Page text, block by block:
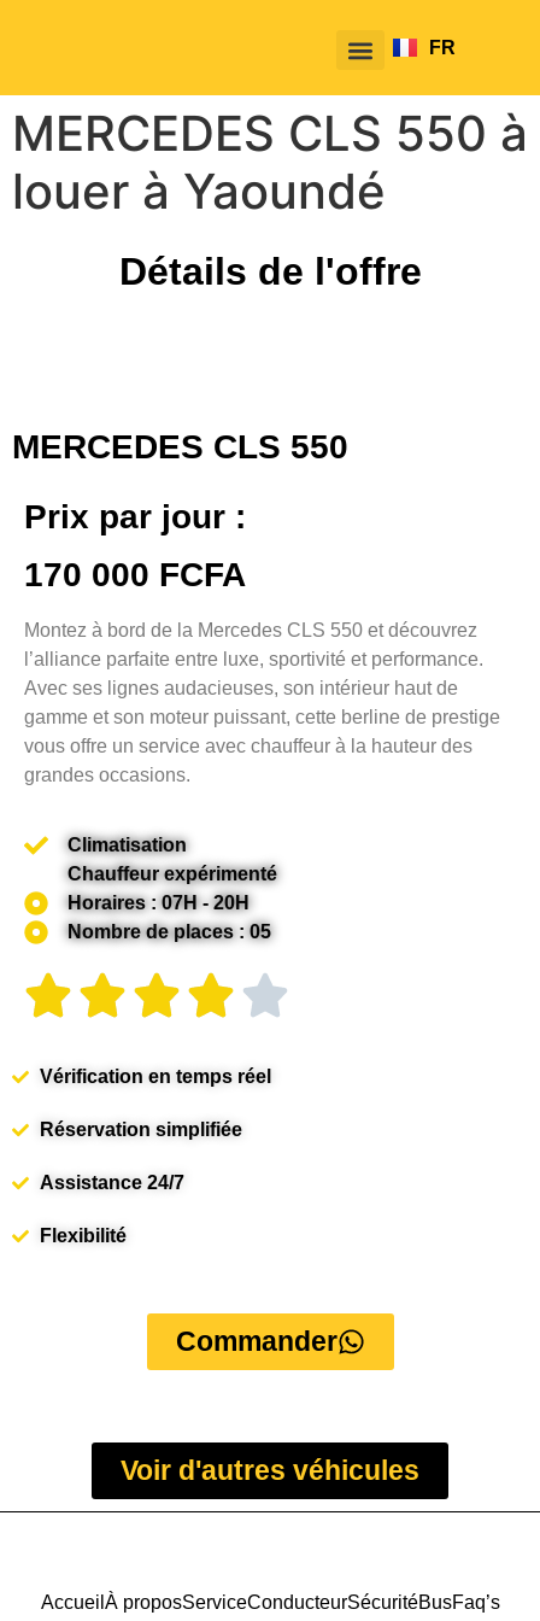
FR
EN
MERCEDES CLS 550 à
louer à Yaoundé
Détails de l'offre
MERCEDES CLS 550
Prix par jour :
170 000 FCFA
Montez à bord de la Mercedes CLS 550 et découvrez
l’alliance parfaite entre luxe, sportivité et performance.
Avec ses lignes audacieuses, son intérieur haut de
gamme et son moteur puissant, cette berline de prestige
vous offre un service avec chauffeur à la hauteur des
grandes occasions.
Climatisation
Chauffeur expérimenté
Horaires : 07H - 20H
Nombre de places : 05
Vérification en temps réel
Réservation simplifiée
Assistance 24/7
Flexibilité
Commander
Voir d'autres véhicules
Accueil À proposServiceConducteurSécuritéBusFaq’s